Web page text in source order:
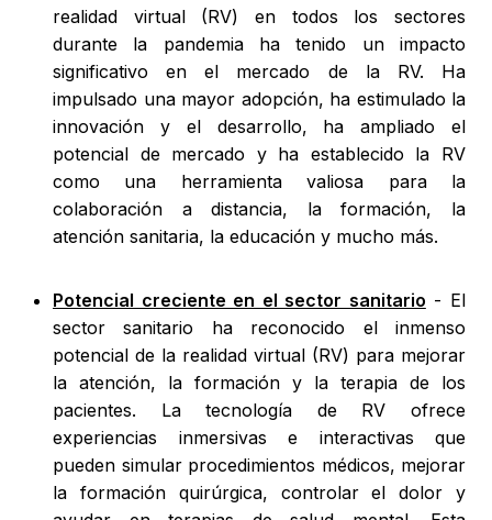
realidad virtual (RV) en todos los sectores
durante la pandemia ha tenido un impacto
significativo en el mercado de la RV. Ha
impulsado una mayor adopción, ha estimulado la
innovación y el desarrollo, ha ampliado el
potencial de mercado y ha establecido la RV
como una herramienta valiosa para la
colaboración a distancia, la formación, la
atención sanitaria, la educación y mucho más.
Potencial creciente en el sector sanitario - El
sector sanitario ha reconocido el inmenso
potencial de la realidad virtual (RV) para mejorar
la atención, la formación y la terapia de los
pacientes. La tecnología de RV ofrece
experiencias inmersivas e interactivas que
pueden simular procedimientos médicos, mejorar
la formación quirúrgica, controlar el dolor y